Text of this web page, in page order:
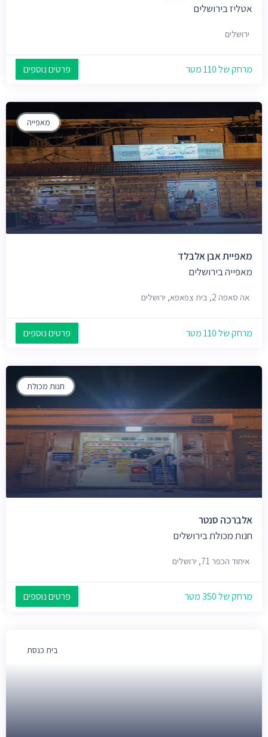
אטליז בירושלים
ירושלים
מרחק של 110 מטר פרטים נוספים
מאפייה
מאפיית אבן אלבלד
מאפייה בירושלים
אה סאפה 2, בית צפאפא, ירושלים
מרחק של 110 מטר פרטים נוספים
חנות מכולת
אלברכה סנטר
חנות מכולת בירושלים
איחוד הכפר 71, ירושלים
מרחק של 350 מטר פרטים נוספים
בית כנסת